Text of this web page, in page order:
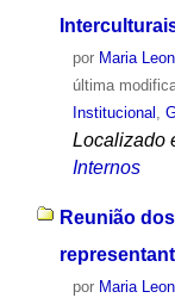
por Maria
última
Institucional
Localizado
Internos
Reunião
por Maria